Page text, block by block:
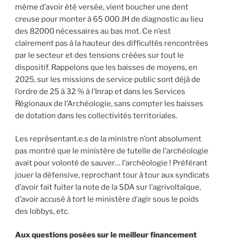
même d’avoir été versée, vient boucher une dent
creuse pour monter à 65 000 JH de diagnostic au lieu
des 82000 nécessaires au bas mot. Ce n’est
clairement pas à la hauteur des difficultés rencontrées
par le secteur et des tensions créées sur tout le
dispositif. Rappelons que les baisses de moyens, en
2025, sur les missions de service public sont déjà de
l’ordre de 25 à 32 % à l’Inrap et dans les Services
Régionaux de l’Archéologie, sans compter les baisses
de dotation dans les collectivités territoriales.
Les représentant.e.s de la ministre n’ont absolument
pas montré que le ministère de tutelle de l’archéologie
avait pour volonté de sauver… l’archéologie ! Préférant
jouer la défensive, reprochant tour à tour aux syndicats
d’avoir fait fuiter la note de la SDA sur l’agrivoltaïque,
d’avoir accusé à tort le ministère d’agir sous le poids
des lobbys, etc.
Aux questions posées sur le meilleur financement